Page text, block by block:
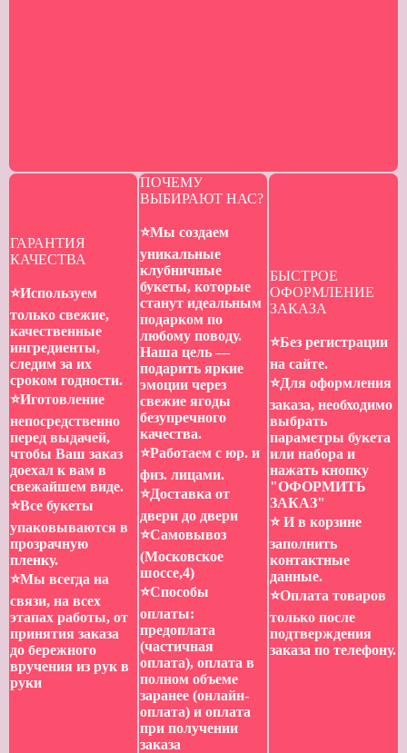
ГАРАНТИЯ
КАЧЕСТВА
⭐️Используем
только свежие,
качественные
ингредиенты,
следим за их
сроком годности.
⭐️Иготовление
непосредственно
перед выдачей,
чтобы Ваш заказ
доехал к вам в
свежайшем виде.
⭐️Все букеты
упаковываются в
прозрачную
пленку.
⭐️Мы всегда на
связи, на всех
этапах работы, от
принятия заказа
до бережного
вручения из рук в
руки
ПОЧЕМУ
ВЫБИРАЮТ НАС?
⭐️Мы создаем
уникальные
клубничные
букеты, которые
станут идеальным
подарком по
любому поводу.
Наша цель —
подарить яркие
эмоции через
свежие ягоды
безупречного
качества.
⭐️Работаем с юр. и
физ. лицами.
⭐️Доставка от
двери до двери
⭐️Самовывоз
(Московское
шоссе,4)
⭐️Способы
оплаты:
предоплата
(частичная
оплата), оплата в
полном объеме
заранее (онлайн-
оплата) и оплата
при получении
заказа
БЫСТРОЕ
ОФОРМЛЕНИЕ
ЗАКАЗА
⭐️Без регистрации
на сайте.
⭐️Для оформления
заказа, необходимо
выбрать
параметры букета
или набора и
нажать кнопку
"ОФОРМИТЬ
ЗАКАЗ"
⭐️ И в корзине
заполнить
контактные
данные.
⭐️Оплата товаров
только после
подтверждения
заказа по телефону.